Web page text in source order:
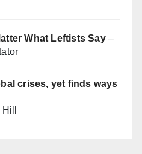
What Leftists Say–
crises, yet finds ways